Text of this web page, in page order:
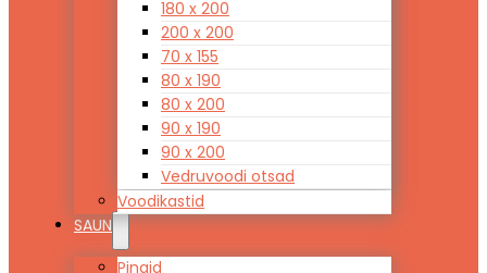
180 x 200
200 x 200
70 x 155
80 x 190
80 x 200
90 x 190
90 x 200
Vedruvoodi otsad
Voodikastid
SAUN
Pingid